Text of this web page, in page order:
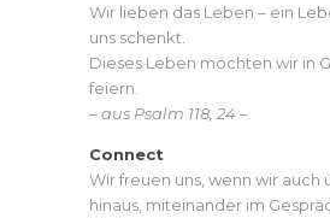
Wir lieben das Leben – ein
uns schenkt.
Dieses Leben möchten wir in
feiern.
– aus Psalm 118, 24 –
Connect
Wir freuen uns, wenn wir auch
hinaus, miteinander im